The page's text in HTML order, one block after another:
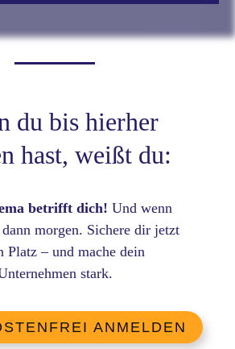
du bis hierher
hast, weißt du:
betrifft dich! Und wenn
morgen. Sichere dir jetzt
Platz – und mache dein
stark.
ANMELDEN